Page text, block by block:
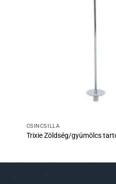
CSINCSILLA
Trixie Zöldség/gyümölcs